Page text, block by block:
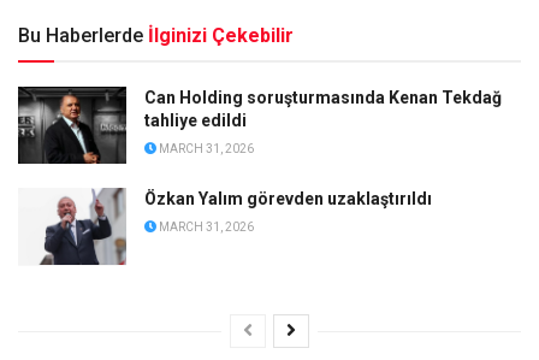
Bu Haberlerde İlginizi Çekebilir
Can Holding soruşturmasında Kenan Tekdağ
tahliye edildi
MARCH 31, 2026
Özkan Yalım görevden uzaklaştırıldı
MARCH 31, 2026